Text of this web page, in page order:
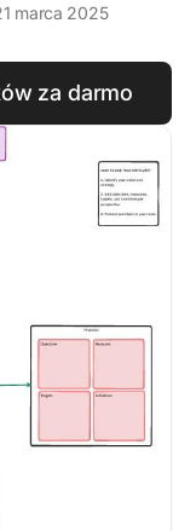
marca 2025
za darmo